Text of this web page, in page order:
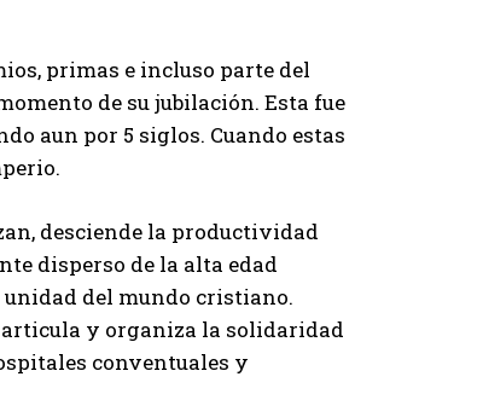
primas e incluso parte del
de su jubilación. Esta fue
aun por 5 siglos. Cuando estas
desciende la productividad
disperso de la alta edad
del mundo cristiano.
articula y organiza la solidaridad
conventuales y